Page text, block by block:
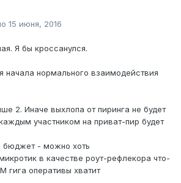
15 июня, 2016
Я бы кроссанулся.
начала нормального взаимодействия
2. Иначе выхлопа от пиринга не будет
участником на приват-пир будет
бюджет - можно хоть
в качестве роут-рефлекора что-
гига оперативы хватит